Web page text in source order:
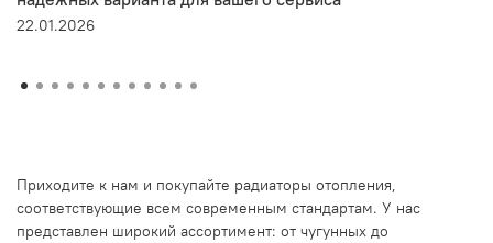
22.01.2026
Приходите к нам и покупайте радиаторы отопления,
соответствующие всем современным стандартам. У нас
представлен широкий ассортимент: от чугунных до